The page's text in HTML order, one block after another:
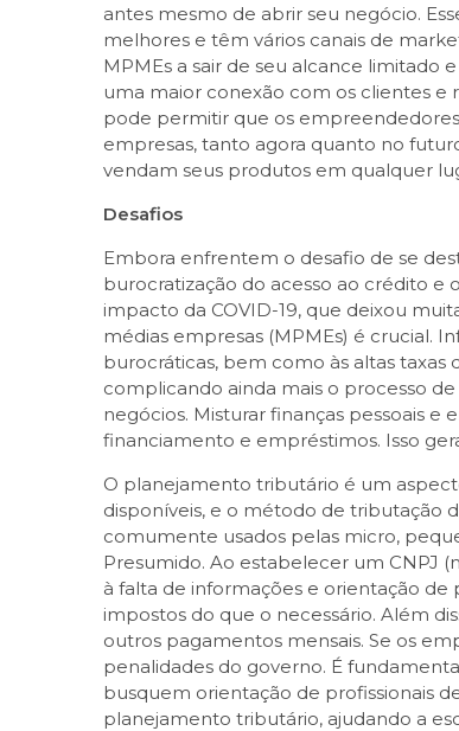
antes mesmo de abrir seu negócio.
melhores e têm vários canais de
MPMEs a sair de seu alcance
uma maior conexão com os clientes
pode permitir que os
empresas, tanto agora quanto no
vendam seus produtos em qualquer
Desafios
Embora enfrentem o desafio de se
burocratização do acesso ao crédito e
impacto da COVID-19, que deixou
médias empresas (MPMEs) é crucial.
burocráticas, bem como às altas taxas
complicando ainda mais o processo
negócios. Misturar finanças pessoais
financiamento e empréstimos. Isso
O planejamento tributário é um
disponíveis, e o método de tributação
comumente usados pelas micro,
Presumido. Ao estabelecer um CNPJ
à falta de informações e orientação de
impostos do que o necessário. Além
outros pagamentos mensais. Se os
penalidades do governo. É
busquem orientação de profissionais
planejamento tributário, ajudando a